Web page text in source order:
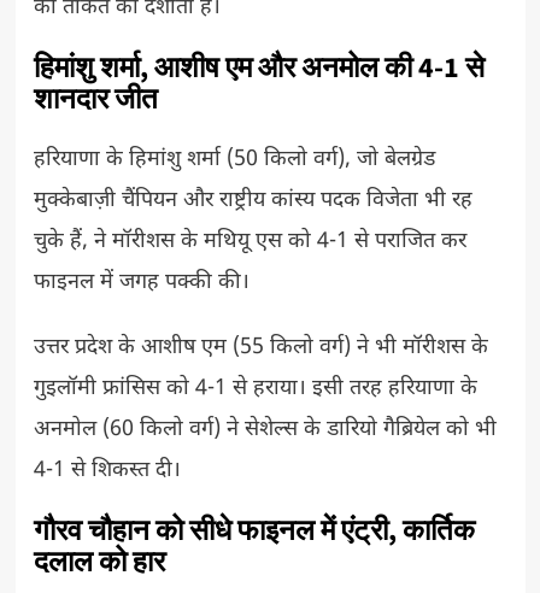
की ताकत को दर्शाता है।
हिमांशु शर्मा, आशीष एम और अनमोल की 4-1 से
शानदार जीत
हरियाणा के हिमांशु शर्मा (50 किलो वर्ग), जो बेलग्रेड
मुक्केबाज़ी चैंपियन और राष्ट्रीय कांस्य पदक विजेता भी रह
चुके हैं, ने मॉरीशस के मथियू एस को 4-1 से पराजित कर
फाइनल में जगह पक्की की।
उत्तर प्रदेश के आशीष एम (55 किलो वर्ग) ने भी मॉरीशस के
गुइलॉमी फ्रांसिस को 4-1 से हराया। इसी तरह हरियाणा के
अनमोल (60 किलो वर्ग) ने सेशेल्स के डारियो गैब्रियेल को भी
4-1 से शिकस्त दी।
गौरव चौहान को सीधे फाइनल में एंट्री, कार्तिक
दलाल को हार